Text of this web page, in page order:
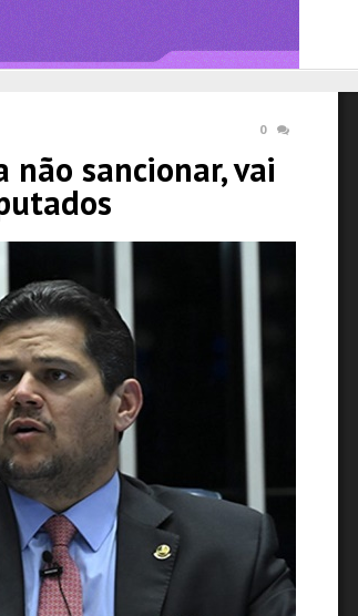
0
não sancionar, vai